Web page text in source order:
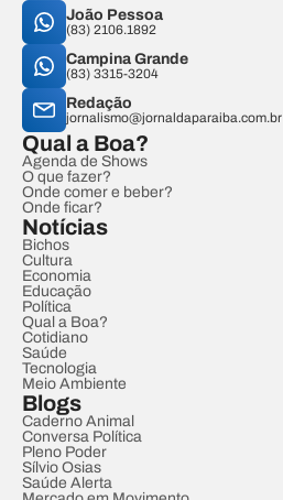
João Pessoa
(83) 2106.1892
Campina Grande
(83) 3315-3204
Redação
jornalismo@jornaldaparaiba.com.br
Qual a Boa?
Agenda de Shows
O que fazer?
Onde comer e beber?
Onde ficar?
Notícias
Bichos
Cultura
Economia
Educação
Política
Qual a Boa?
Cotidiano
Saúde
Tecnologia
Meio Ambiente
Blogs
Caderno Animal
Conversa Política
Pleno Poder
Sílvio Osias
Saúde Alerta